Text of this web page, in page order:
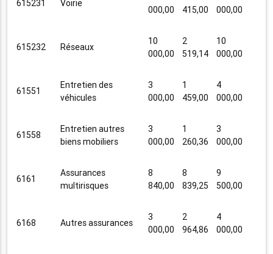
615231 Voirie
000,00
415,00
000,00
615232 Réseaux
10
000,00
2
519,14
10
000,00
61551
Entretien des
véhicules
3
000,00
1
459,00
4
000,00
61558
Entretien autres
biens mobiliers
3
000,00
1
260,36
3
000,00
6161
Assurances
multirisques
8
840,00
8
839,25
9
500,00
6168 Autres assurances
3
000,00
2
964,86
4
000,00